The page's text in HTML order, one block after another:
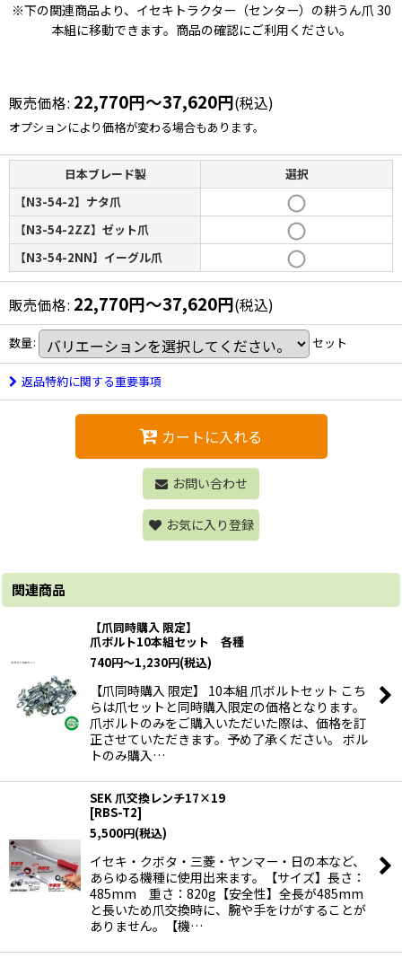
※下の関連商品より、イセキトラクター（センター）の耕うん爪 30
本組に移動できます。商品の確認にご利用ください。
販売価格: 22,770円～37,620円(税込)
オプションにより価格が変わる場合もあります。
日本ブレード製
選択
【N3-54-2】ナタ爪
【N3-54-2ZZ】ゼット爪
【N3-54-2NN】イーグル爪
販売価格: 22,770円～37,620円(税込)
数量: セット
返品特約に関する重要事項
カートに入れる
お問い合わせ
お気に入り登録
関連商品
【爪同時購入 限定】
爪ボルト10本組セット 各種
740円～1,230円(税込)
【爪同時購入 限定】 10本組 爪ボルトセット こち
らは爪セットと同時購入限定の価格となります。
爪ボルトのみをご購入いただいた際は、価格を訂
正させていただきます。予め了承ください。 ボル
トのみ購入…
SEK 爪交換レンチ17×19
[RBS-T2]
5,500円(税込)
イセキ・クボタ・三菱・ヤンマー・日の本など、
あらゆる機種に使用出来ます。【サイズ】長さ：
485mm 重さ：820g【安全性】全長が485mm
と長いため爪交換時に、腕や手をけがすることが
ありません。【機…